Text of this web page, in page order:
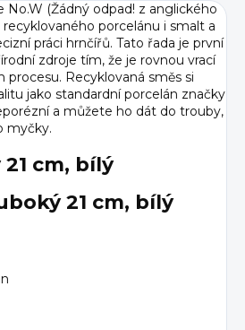
No.W (Žádný odpad! z anglického
recyklovaného porcelánu i smalt a
práci hrnčířů. Tato řada je první
zdroje tím, že je rovnou vrací
procesu. Recyklovaná směs si
jako standardní porcelán značky
a můžete ho dát do trouby,
myčky.
cm, bílý
21 cm, bílý